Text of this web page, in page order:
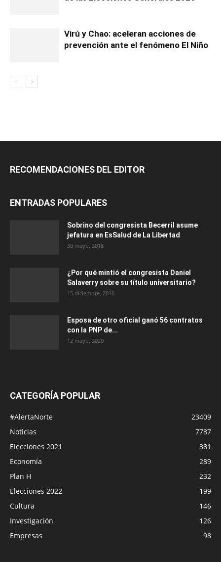
Virú y Chao: aceleran acciones de
prevención ante el fenómeno El Niño
RECOMENDACIONES DEL EDITOR
ENTRADAS POPULARES
Sobrino del congresista Becerril asume
jefatura en EsSalud de La Libertad
30 mayo, 2018
¿Por qué mintió el congresista Daniel
Salaverry sobre su título universitario?
15 diciembre, 2016
Esposa de otro oficial ganó 56 contratos
con la PNP de...
12 mayo, 2020
CATEGORÍA POPULAR
#AlertaNorte
23409
Noticias
7787
Elecciones 2021
381
Economía
289
Plan H
232
Elecciones 2022
199
Cultura
146
Investigación
126
Empresas
98